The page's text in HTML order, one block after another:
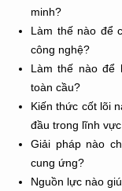
minh?
Làm thế nào để
công nghệ?
Làm thế nào để
toàn cầu?
Kiến thức cốt lõi
đầu trong lĩnh
Giải pháp nào
cung ứng?
Nguồn lực nào